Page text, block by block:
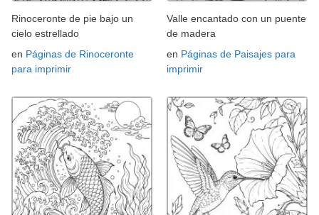
Rinoceronte de pie bajo un
cielo estrellado
en Páginas de Rinoceronte
para imprimir
Valle encantado con un puente
de madera
en Páginas de Paisajes para
imprimir